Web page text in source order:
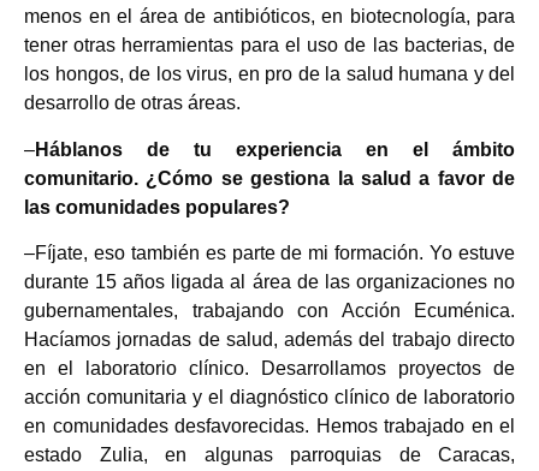
menos en el área de antibióticos, en biotecnología, para
tener otras herramientas para el uso de las bacterias, de
los hongos, de los virus, en pro de la salud humana y del
desarrollo de otras áreas.
–Háblanos de tu experiencia en el ámbito
comunitario. ¿Cómo se gestiona la salud a favor de
las comunidades populares?
–Fíjate, eso también es parte de mi formación. Yo estuve
durante 15 años ligada al área de las organizaciones no
gubernamentales, trabajando con Acción Ecuménica.
Hacíamos jornadas de salud, además del trabajo directo
en el laboratorio clínico. Desarrollamos proyectos de
acción comunitaria y el diagnóstico clínico de laboratorio
en comunidades desfavorecidas. Hemos trabajado en el
estado Zulia, en algunas parroquias de Caracas,